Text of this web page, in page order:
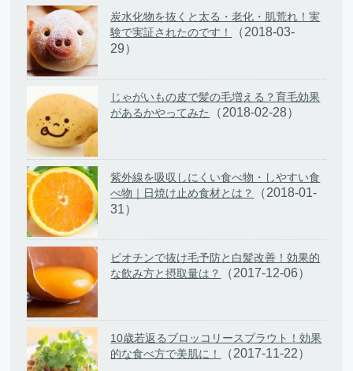
炭水化物を抜くと太る・老化・肌荒れ！実
験で実証されたのです！
（2018-03-
29）
じゃがいもの皮で髪の毛増える？育毛効果
があるかやってみた
（2018-02-28）
紫外線を吸収しにくい食べ物・しやすい食
べ物｜日焼け止め食材とは？
（2018-01-
31）
ビオチンで抜け毛予防と白髪改善！効果的
な飲み方と摂取量は？
（2017-12-06）
10歳若返るブロッコリースプラウト！効果
的な食べ方で美肌に！
（2017-11-22）